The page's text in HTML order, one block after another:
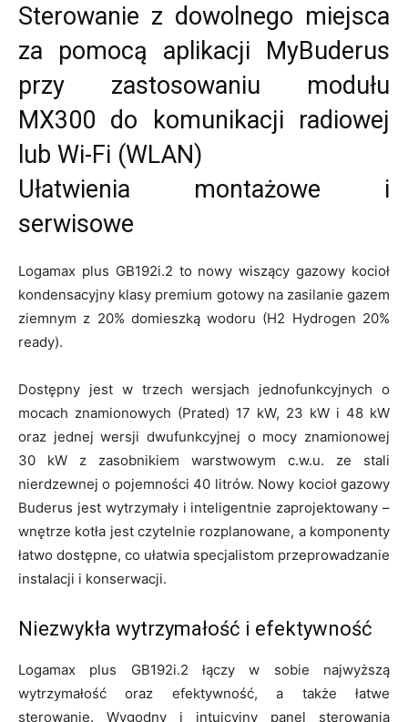
Sterowanie z dowolnego miejsca
za pomocą aplikacji MyBuderus
przy zastosowaniu modułu
MX300 do komunikacji radiowej
lub Wi-Fi (WLAN)
Ułatwienia montażowe i
serwisowe
Logamax plus GB192i.2 to nowy wiszący gazowy kocioł
kondensacyjny klasy premium gotowy na zasilanie gazem
ziemnym z 20% domieszką wodoru (H2 Hydrogen 20%
ready).
Dostępny jest w trzech wersjach jednofunkcyjnych o
mocach znamionowych (Prated) 17 kW, 23 kW i 48 kW
oraz jednej wersji dwufunkcyjnej o mocy znamionowej
30 kW z zasobnikiem warstwowym c.w.u. ze stali
nierdzewnej o pojemności 40 litrów. Nowy kocioł gazowy
Buderus jest wytrzymały i inteligentnie zaprojektowany –
wnętrze kotła jest czytelnie rozplanowane, a komponenty
łatwo dostępne, co ułatwia specjalistom przeprowadzanie
instalacji i konserwacji.
Niezwykła wytrzymałość i efektywność
Logamax plus GB192i.2 łączy w sobie najwyższą
wytrzymałość oraz efektywność, a także łatwe
sterowanie. Wygodny i intuicyjny panel sterowania